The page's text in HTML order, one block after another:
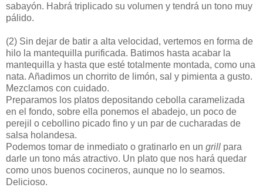
sabayón. Habrá triplicado su volumen y tendrá un tono muy
pálido.
(2) Sin dejar de batir a alta velocidad, vertemos en forma de
hilo la mantequilla purificada. Batimos hasta acabar la
mantequilla y hasta que esté totalmente montada, como una
nata. Añadimos un chorrito de limón, sal y pimienta a gusto.
Mezclamos con cuidado.
Preparamos los platos depositando cebolla caramelizada
en el fondo, sobre ella ponemos el abadejo, un poco de
perejil o cebollino picado fino y un par de cucharadas de
salsa holandesa.
Podemos tomar de inmediato o gratinarlo en un grill para
darle un tono más atractivo. Un plato que nos hará quedar
como unos buenos cocineros, aunque no lo seamos.
Delicioso.